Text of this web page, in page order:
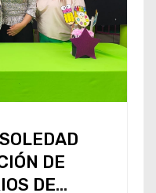
DE
DE